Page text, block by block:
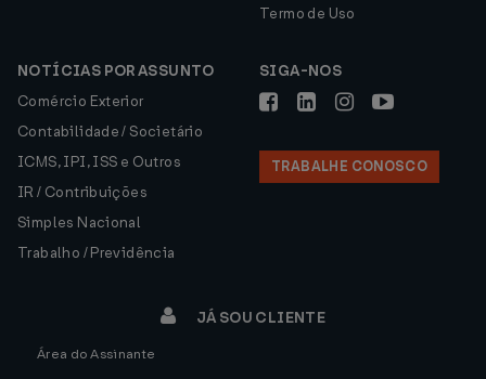
Termo de Uso
NOTÍCIAS POR ASSUNTO
Comércio Exterior
Contabilidade / Societário
ICMS, IPI, ISS e Outros
IR / Contribuições
Simples Nacional
Trabalho / Previdência
SIGA-NOS
TRABALHE CONOSCO
JÁ SOU CLIENTE
Área do Assinante